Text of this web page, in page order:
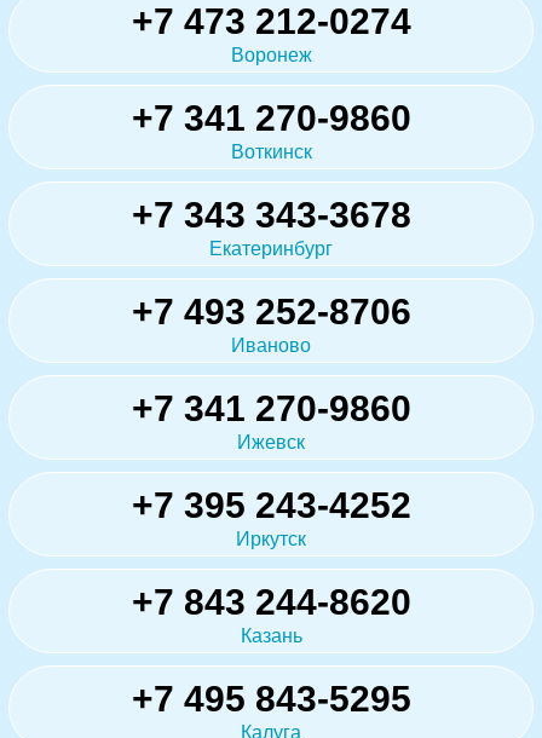
+7 473 212-0274
Воронеж
+7 341 270-9860
Воткинск
+7 343 343-3678
Екатеринбург
+7 493 252-8706
Иваново
+7 341 270-9860
Ижевск
+7 395 243-4252
Иркутск
+7 843 244-8620
Казань
+7 495 843-5295
Калуга